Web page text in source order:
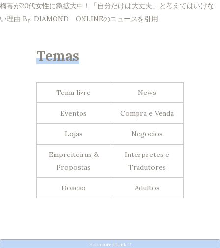
梅毒が20代女性に急拡大中！「自分だけは大丈夫」と考えてはいけな
い理由 By: DIAMOND ONLINEのニュースを引用
Temas
Tema livre News
Eventos Compra e Venda
Lojas Negocios
Empreiteiras &
Propostas
Interpretes e
Tradutores
Doacao Adultos
Sponsored Link 2